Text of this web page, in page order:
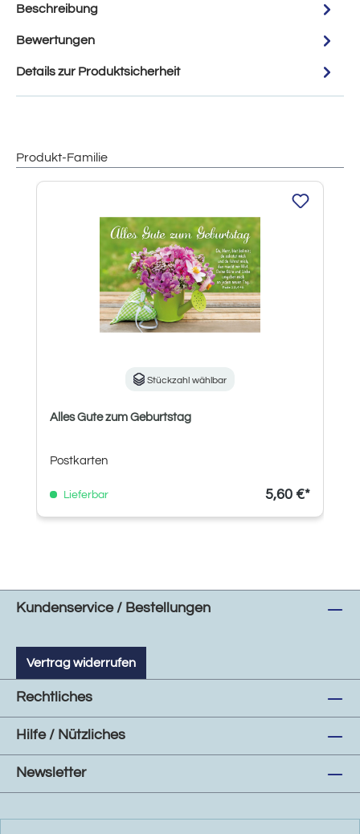
Beschreibung
Bewertungen
Details zur Produktsicherheit
Produkt-Familie
Produktgalerie überspringen
Stückzahl wählbar
Alles Gute zum Geburtstag
Postkarten
Lieferbar 5,60 €*
Kundenservice / Bestellungen
Vertrag widerrufen
Rechtliches
Hilfe / Nützliches
Newsletter